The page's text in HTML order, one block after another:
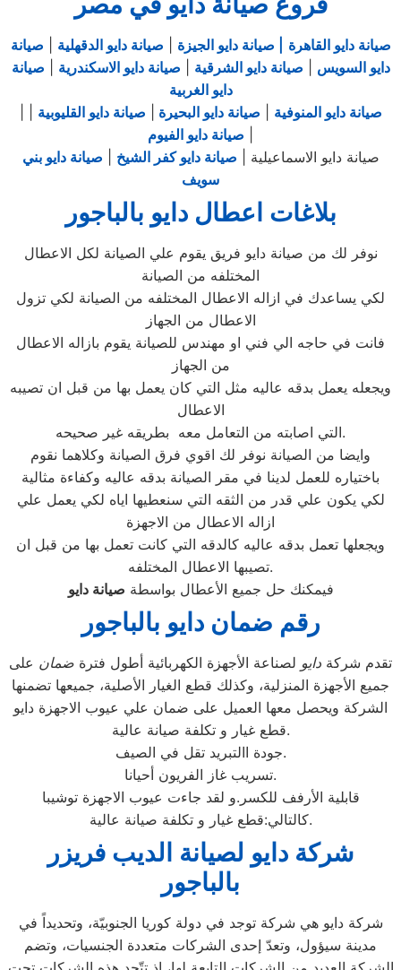
صيانة دايو القاهرة | صيانة دايو الجيزة صيانة دايو الدقهلية
صيانة
دايو السويس
صيانة دايو الشرقية صيانة دايو الاسكندرية
صيانة
دايو الغربية
صيانة دايو المنوفية صيانة دايو البحيرة صيانة دايو القليوبية
صيانة دايو الفيوم
صيانة دايو الاسماعيلية | صيانة دايو كفر الشيخ
صيانة دايو بني
سويف
بلاغات اعطال دايو بالباجور
نوفر لك من صيانة دايو فريق يقوم علي الصيانة لكل الاعطال
المختلفه من الصيانة
لكي يساعدك في ازاله الاعطال المختلفه من الصيانة لكي تزول
الاعطال من الجهاز
فانت في حاجه الي فني او مهندس للصيانة يقوم بازاله الاعطال
من الجهاز
ويجعله يعمل بدقه عاليه مثل التي كان يعمل بها من قبل ان تصيبه
الاعطال
التي اصابته من التعامل معه بطريقه غير صحيحه.
وايضا من الصيانة نوفر لك اقوي فرق الصيانة وكلاهما نقوم
باختياره للعمل لدينا في مقر الصيانة بدقه عاليه وكفاءة مثالية
لكي يكون علي قدر من الثقه التي سنعطيها اياه لكي يعمل علي
ازاله الاعطال من الاجهزة
ويجعلها تعمل بدقه عاليه كالدقه التي كانت تعمل بها من قبل ان
تصيبها الاعطال المختلفه.
فيمكنك حل جميع الأعطال بواسطة صيانة دايو
رقم ضمان دايو بالباجور
تقدم شركة دايو لصناعة الأجهزة الكهربائية أطول فترة ضمان على
جميع الأجهزة المنزلية، وكذلك قطع الغيار الأصلية، جميعها تضمنها
الشركة ويحصل معها العميل على ضمان علي عيوب الاجهزة دايو
قطع غيار و تكلفة صيانة عالية.
جودة االتبريد تقل في الصيف.
تسريب غاز الفريون أحيانا.
قابلية الأرفف للكسر.و لقد جاءت عيوب الاجهزة توشيبا
كالتالي:قطع غيار و تكلفة صيانة عالية.
شركة دايو لصيانة الديب فريزر
بالباجور
شركة دايو هي شركة توجد في دولة كوريا الجنوبيّة، وتحديداً في
مدينة سيؤول، وتعدّ إحدى الشركات متعددة الجنسيات، وتضم